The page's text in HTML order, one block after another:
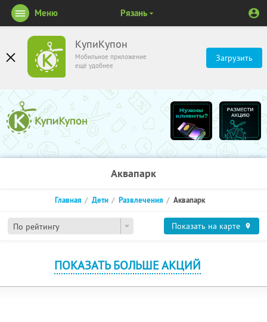
КупиКупон
Мобильное приложение
ещё удобнее
Загрузить
Меню Рязань
Аквапарк
По рейтингу
Главная Дети Развлечения Аквапарк
Показать на карте
ПОКАЗАТЬ БОЛЬШЕ АКЦИЙ